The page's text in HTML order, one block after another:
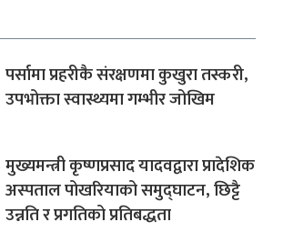
पर्सामा प्रहरीकै संरक्षणमा कुखुरा तस्करी,
उपभोक्ता स्वास्थ्यमा गम्भीर जोखिम
मुख्यमन्त्री कृष्णप्रसाद यादवद्वारा प्रादेशिक
अस्पताल पोखरियाको समुद्घाटन, छिट्टै
उन्नति र प्रगतिको प्रतिबद्धता